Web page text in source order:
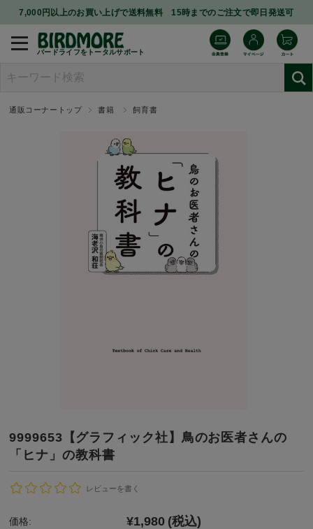
7,000円以上のお買い上げで送料無料 15時までのご注文で即日発送可
バードライフをトータルサポート
通販コーナートップ 書籍 飼育書
9999653【グラフィック社】鳥のお医者さんの
「ヒナ」の教科書
レビューを書く
価格: ¥1,980 (税込)